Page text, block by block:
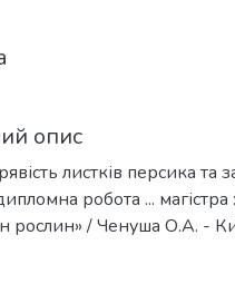
опис
листків персика та
робота ...
рослин» / Ченуша О.А. -